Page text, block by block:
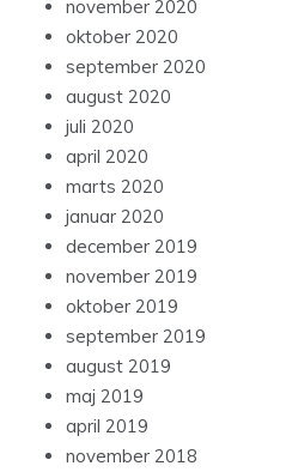
november 2020
oktober 2020
september 2020
august 2020
juli 2020
april 2020
marts 2020
januar 2020
december 2019
november 2019
oktober 2019
september 2019
august 2019
maj 2019
april 2019
november 2018